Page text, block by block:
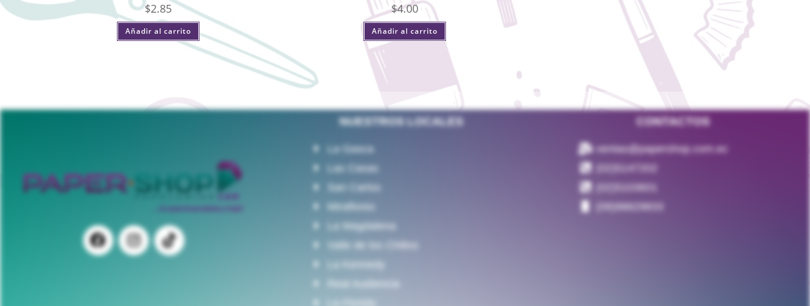
$2.85
Añadir al carrito
$4.00
Añadir al carrito
NUESTROS LOCALES
La Gasca
Las Casas
San Carlos
Miraflores
La Magdalena
Valle de los Chillos
La Kennedy
Real Audiencia
CONTACTOS
ventas@papershop.com.ec
(02)5147202
(02)5103601
(09)98829833